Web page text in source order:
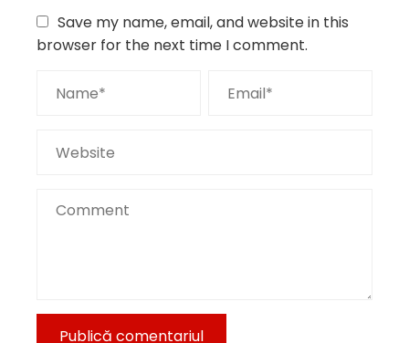
Save my name, email, and website in this
browser for the next time I comment.